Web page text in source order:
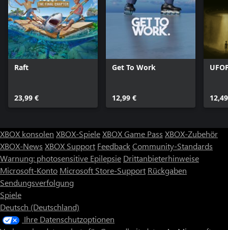
Raft
23,99 €
Get To Work
12,99 €
XBOX konsolen XBOX-SpieleXBOX Game Pass XBOX-Zubehör
XBOX-News XBOX Support FeedbackCommunity-Standards
Warnung: photosensitive Epilepsie Drittanbieterhinweise
Microsoft-Konto Microsoft Store-Support Rückgaben
Sendungsverfolgung
Spiele
Deutsch (Deutschland)
Ihre Datenschutzoptionen